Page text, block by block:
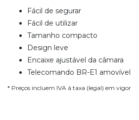
Fácil de segurar
Fácil de utilizar
Tamanho compacto
Design leve
Encaixe ajustável da câmara
Telecomando BR-E1 amovível
* Preços incluem IVA à taxa (legal) em vigor